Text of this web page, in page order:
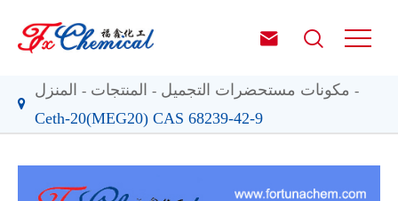
 
المنزل المنتجات
مكونات مستحضرات التجميل
Ceth-20(MEG20) CAS 68239-42-9